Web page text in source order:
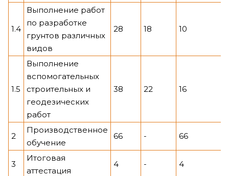
1.4
Выполнение работ
по разработке
грунтов различных
видов
28 18 10
1.5
Выполнение
вспомогательных
строительных и
геодезических
работ
38 22 16
2
Производственное
обучение
66 - 66
3
Итоговая
аттестация
4 - 4